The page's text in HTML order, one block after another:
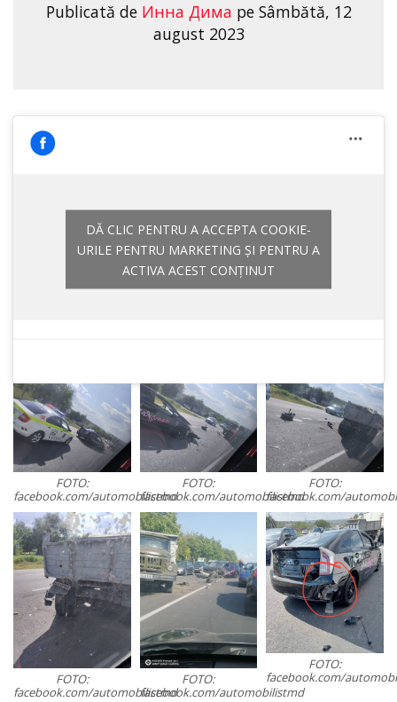
Publicată de Инна Дима pe Sâmbătă, 12
august 2023
DĂ CLIC PENTRU A ACCEPTA COOKIE-
URILE PENTRU MARKETING ȘI PENTRU A
ACTIVA ACEST CONȚINUT
FOTO:
facebook.com/automobilistmd
FOTO:
facebook.com/automobilistmd
FOTO:
facebook.com/
FOTO:
facebook.com/automobilistmd
FOTO:
facebook.com/automobilistmd
FOTO:
facebook.com/